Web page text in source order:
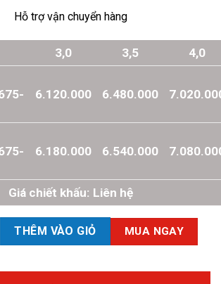
Hỗ trợ vận chuyển hàng
3,0 3,5
4,0
6.120.000 6.480.000
6.180.000 6.540.000
Giá chiết khấu: Liên hệ
11m số lượng
THÊM VÀO GIỎ MUA NGAY